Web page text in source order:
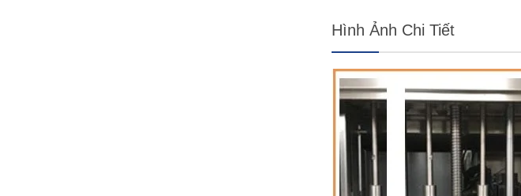
Hình Ảnh Chi Tiết